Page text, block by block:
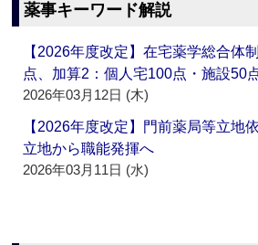
薬事キーワード解説
【2026年度改定】在宅薬学総合体
点、加算2：個人宅100点・施設50
2026年03月12日 (木)
【2026年度改定】門前薬局等立地
立地から職能発揮へ
2026年03月11日 (水)